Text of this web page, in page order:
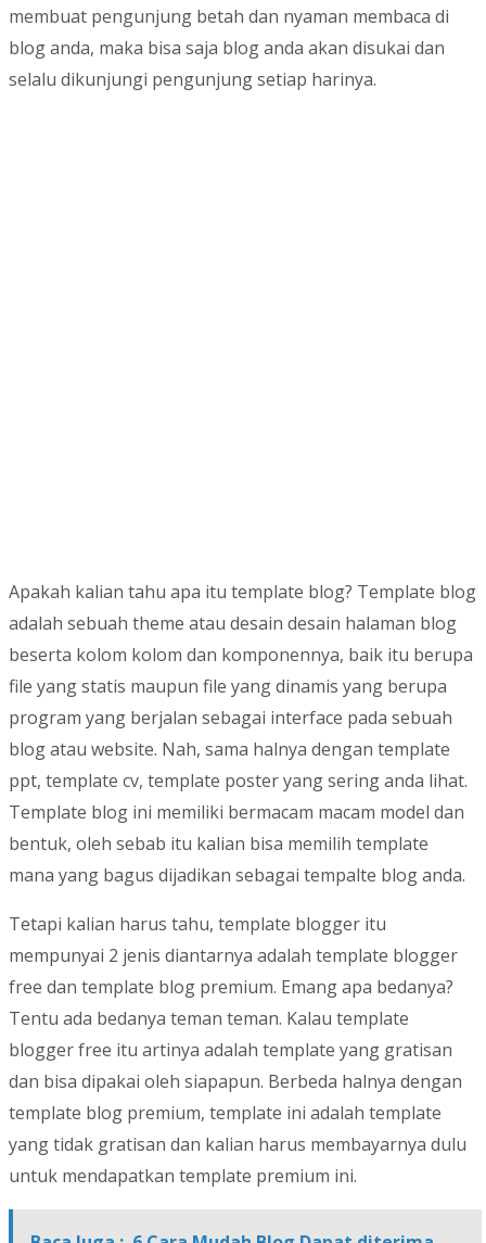
membuat pengunjung betah dan nyaman membaca di
blog anda, maka bisa saja blog anda akan disukai dan
selalu dikunjungi pengunjung setiap harinya.
Apakah kalian tahu apa itu template blog? Template blog
adalah sebuah theme atau desain desain halaman blog
beserta kolom kolom dan komponennya, baik itu berupa
file yang statis maupun file yang dinamis yang berupa
program yang berjalan sebagai interface pada sebuah
blog atau website. Nah, sama halnya dengan template
ppt, template cv, template poster yang sering anda lihat.
Template blog ini memiliki bermacam macam model dan
bentuk, oleh sebab itu kalian bisa memilih template
mana yang bagus dijadikan sebagai tempalte blog anda.
Tetapi kalian harus tahu, template blogger itu
mempunyai 2 jenis diantarnya adalah template blogger
free dan template blog premium. Emang apa bedanya?
Tentu ada bedanya teman teman. Kalau template
blogger free itu artinya adalah template yang gratisan
dan bisa dipakai oleh siapapun. Berbeda halnya dengan
template blog premium, template ini adalah template
yang tidak gratisan dan kalian harus membayarnya dulu
untuk mendapatkan template premium ini.